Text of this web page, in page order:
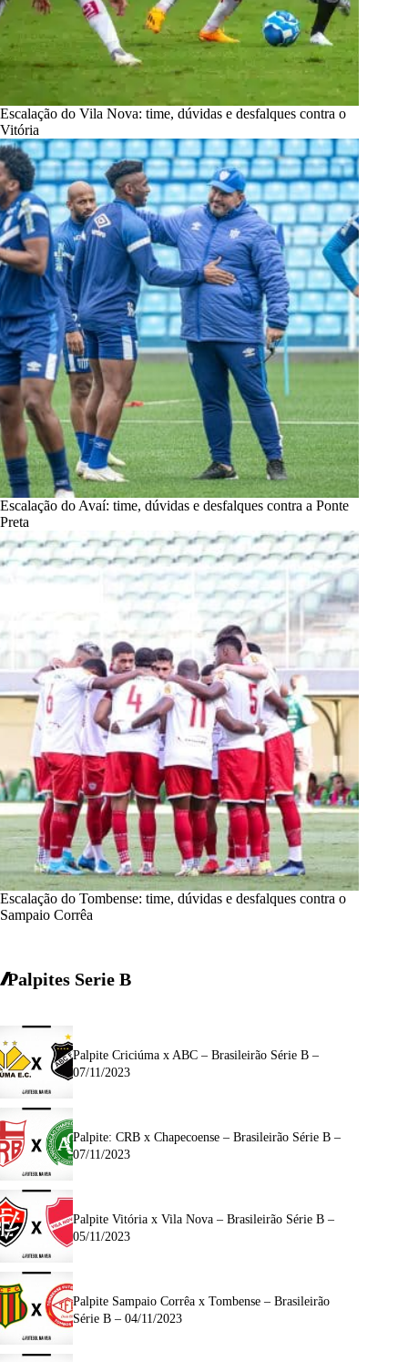
Escalação do Vila Nova: time, dúvidas e desfalques contra o
Vitória
Escalação do Avaí: time, dúvidas e desfalques contra a Ponte
Preta
Escalação do Tombense: time, dúvidas e desfalques contra o
Sampaio Corrêa
Palpites Serie B
Palpite Criciúma x ABC – Brasileirão Série B –
07/11/2023
Palpite: CRB x Chapecoense – Brasileirão Série B –
07/11/2023
Palpite Vitória x Vila Nova – Brasileirão Série B –
05/11/2023
Palpite Sampaio Corrêa x Tombense – Brasileirão
Série B – 04/11/2023